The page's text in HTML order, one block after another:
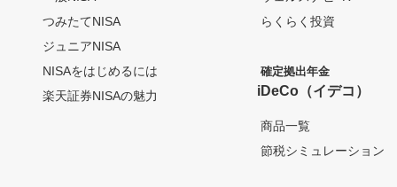
つみたてNISA
ジュニアNISA
NISAをはじめるには
楽天証券NISAの魅力
らくらく投資
確定拠出年金
iDeCo（イデコ）
商品一覧
節税シミュレーション